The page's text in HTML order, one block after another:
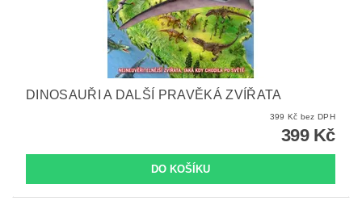
DINOSAUŘI A DALŠÍ PRAVĚKÁ ZVÍŘATA
399 Kč bez DPH
399 Kč